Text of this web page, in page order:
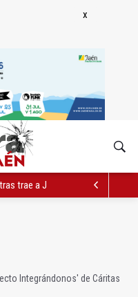
trae a Jaén al filósofo Omar
Integrándonos' de Cáritas